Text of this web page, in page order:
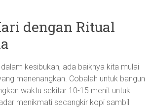
dengan Ritual
kesibukan, ada baiknya kita mulai
menenangkan. Cobalah untuk bangun
waktu sekitar 10-15 menit untuk
menikmati secangkir kopi sambil